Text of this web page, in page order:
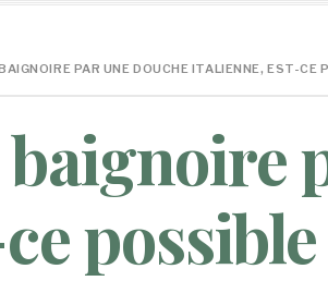
PAR UNE DOUCHE ITALIENNE, EST-CE
possible